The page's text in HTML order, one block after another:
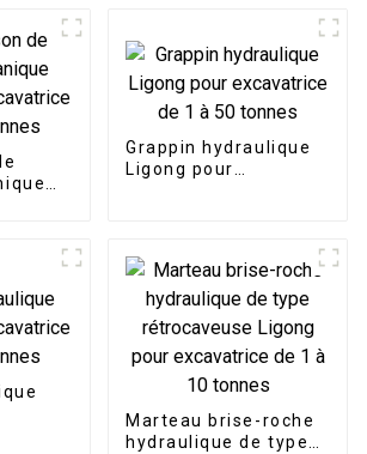
Grappin hydraulique
Ligong pour
Marteau brise-roche
hydraulique de type